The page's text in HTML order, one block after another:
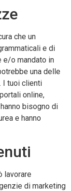
che un
e di
e/o mandato in
una delle
I tuoi clienti
online,
bisogno di
e hanno
lavorare
di marketing